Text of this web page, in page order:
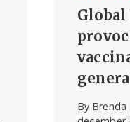
By